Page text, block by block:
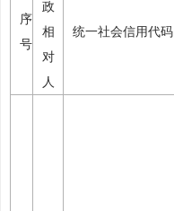
序
号
政
相
对
人
统一社会信用代码